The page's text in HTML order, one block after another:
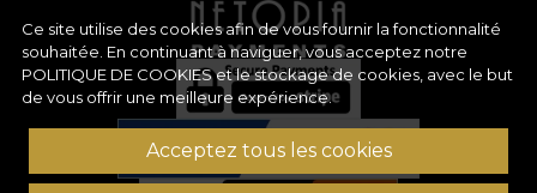
Ce site utilise des cookies afin de vous fournir la fonctionnalité
souhaitée. En continuant à naviguer, vous acceptez notre
POLITIQUE DE COOKIESet le stockage de cookies, avec le but
de vous offrir une meilleure expérience.
Acceptez tous les cookies